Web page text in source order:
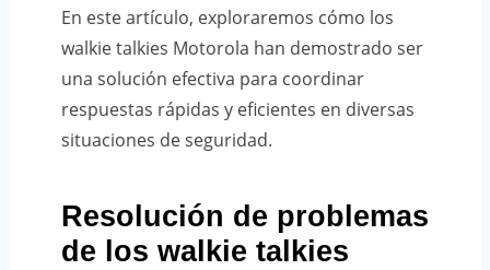
En este artículo, exploraremos cómo los
walkie talkies Motorola han demostrado ser
una solución efectiva para coordinar
respuestas rápidas y eficientes en diversas
situaciones de seguridad.
Resolución de problemas
de los walkie talkies